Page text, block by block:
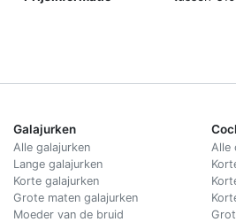
Galajurken
Alle galajurken
Lange galajurken
Korte galajurken
Grote maten galajurken
Moeder van de bruid
Alle